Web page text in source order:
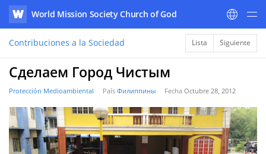
WATV
World Mission Society Church of God
Contribuciones a la Sociedad Lista Siguiente
Сделаем Город Чистым
Protección Medioambiental País Филиппины Fecha Octubre 28, 2012